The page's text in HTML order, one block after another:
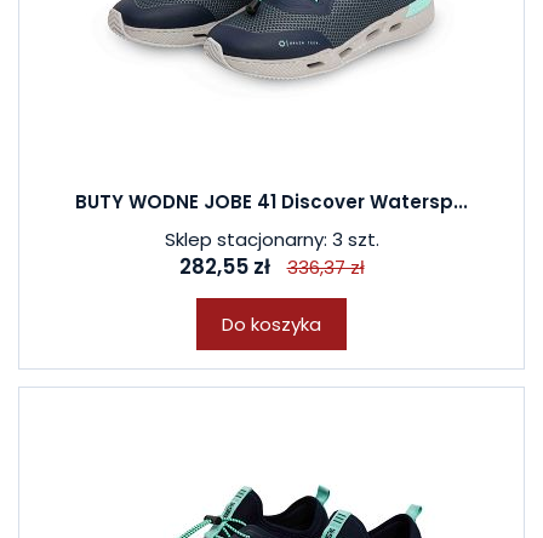
BUTY WODNE JOBE 41 Discover Watersp...
Sklep stacjonarny: 3 szt.
282,55 zł 336,37 zł
Do koszyka